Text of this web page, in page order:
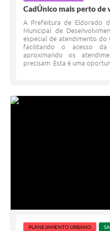
CadÚnico mais perto de
A Prefeitura de Eldorado
Municipal de
especial de atendimento do
facilitando o acesso
aproximando os
precisam. Esta é uma
PLANEJAMENTO URBANO